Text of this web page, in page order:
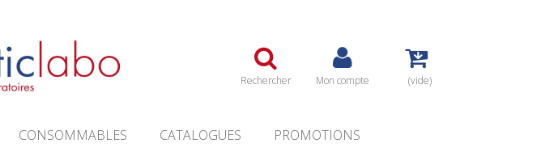
Rechercher Mon compte (vide)
CONSOMMABLES CATALOGUES PROMOTIONS